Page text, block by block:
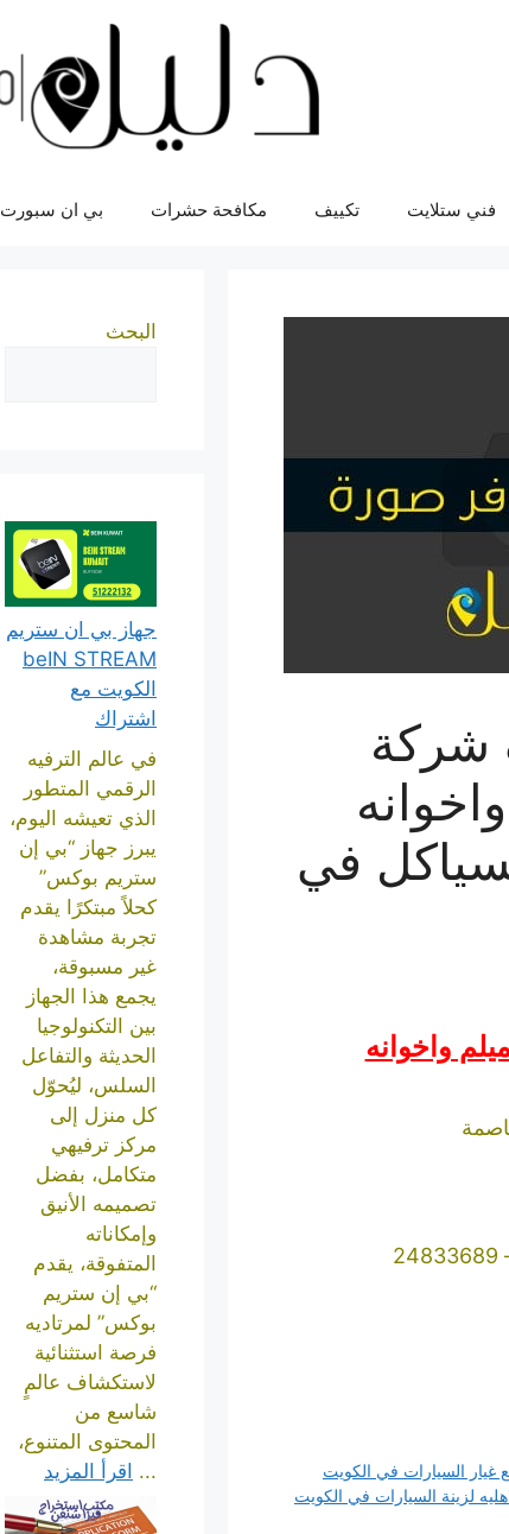
فني ستلايت تكييف مكافحة حشرات بي ان سبورت
شركة
في
واخوانه
غيار السيارات في الكويت
لزينة السيارات في الكويت
البحث
جهاز بي ان ستريم
beIN STREAM
الكويت مع
اشتراك
في عالم الترفيه
الرقمي المتطور
الذي تعيشه اليوم،
يبرز جهاز “بي إن
ستريم بوكس”
كحلاً مبتكرًا يقدم
تجربة مشاهدة
غير مسبوقة،
يجمع هذا الجهاز
بين التكنولوجيا
الحديثة والتفاعل
السلس، ليُحوّل
كل منزل إلى
مركز ترفيهي
متكامل، بفضل
تصميمه الأنيق
وإمكاناته
المتفوقة، يقدم
“بي إن ستريم
بوكس” لمرتاديه
فرصة استثنائية
لاستكشاف عالمٍ
شاسع من
المحتوى المتنوع،
... اقرأ المزيد